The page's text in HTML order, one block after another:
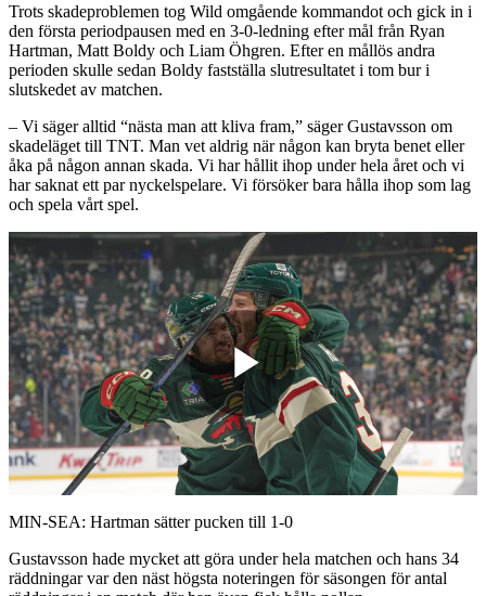
Trots skadeproblemen tog Wild omgående kommandot och gick in i
den första periodpausen med en 3-0-ledning efter mål från Ryan
Hartman, Matt Boldy och Liam Öhgren. Efter en mållös andra
perioden skulle sedan Boldy fastställa slutresultatet i tom bur i
slutskedet av matchen.
– Vi säger alltid “nästa man att kliva fram,” säger Gustavsson om
skadeläget till TNT. Man vet aldrig när någon kan bryta benet eller
åka på någon annan skada. Vi har hållit ihop under hela året och vi
har saknat ett par nyckelspelare. Vi försöker bara hålla ihop som lag
och spela vårt spel.
Play
Video
MIN-SEA: Hartman sätter pucken till 1-0
Gustavsson hade mycket att göra under hela matchen och hans 34
räddningar var den näst högsta noteringen för säsongen för antal